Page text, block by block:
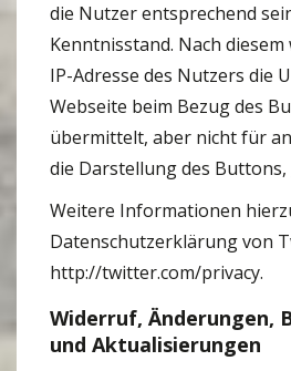
die Nutzer entsprechend
Kenntnisstand. Nach
IP-Adresse des Nutzers die
Webseite beim Bezug des
übermittelt, aber nicht für
die Darstellung des
Weitere Informationen
Datenschutzerklärung von
http://twitter.com/privacy.
Widerruf, Änderungen,
und Aktualisierungen